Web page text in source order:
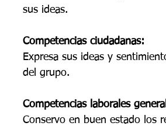
sus ideas.
Competencias ciudadanas:
Expresa sus ideas y
del grupo.
Competencias laborales
Conservo en buen estado los